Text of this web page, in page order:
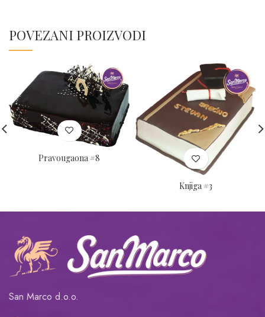
POVEZANI PROIZVODI
Pravougaona #8
Knjiga #3
San Marco d.o.o.